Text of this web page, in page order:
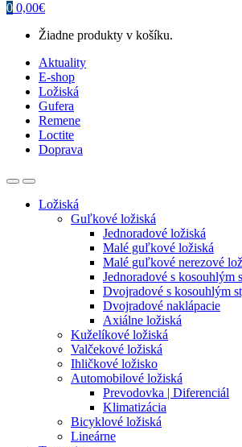
0 0,00€
Žiadne produkty v košíku.
Aktuality
E-shop
Ložiská
Gufera
Remene
Loctite
Doprava
Ložiská
Guľkové ložiská
Jednoradové ložiská
Malé guľkové ložiská
Malé guľkové nerezové
Jednoradové s kosouhlým
Dvojradové s kosouhlým
Dvojradové naklápacie
Axiálne ložiská
Kuželíkové ložiská
Valčekové ložiská
Ihličkové ložisko
Automobilové ložiská
Prevodovka | Diferenciál
Klimatizácia
Bicyklové ložiská
Lineárne